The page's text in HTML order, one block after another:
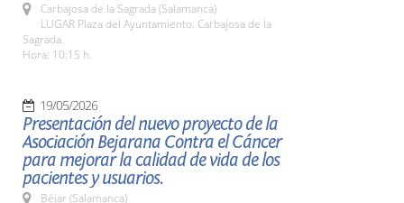
Carbajosa de la Sagrada (Salamanca)
LUGAR Plaza del Ayuntamiento. Carbajosa de la
Sagrada.
Hora: 10:15 h.
19/05/2026
Presentación del nuevo proyecto de la
Asociación Bejarana Contra el Cáncer
para mejorar la calidad de vida de los
pacientes y usuarios.
Béjar (Salamanca)